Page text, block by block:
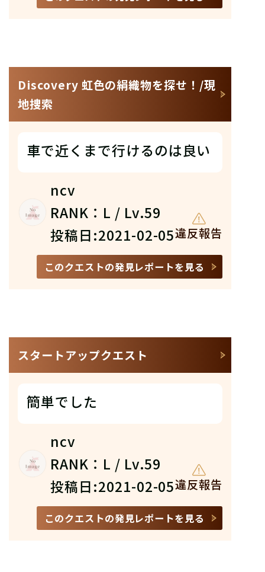
Discovery 虹色の絹織物を探せ！/現
地捜索
車で近くまで行けるのは良い
ncv
RANK：L / Lv.59
投稿日:2021-02-05違反報告
このクエストの発見レポートを見る
スタートアップクエスト
簡単でした
ncv
RANK：L / Lv.59
投稿日:2021-02-05違反報告
このクエストの発見レポートを見る